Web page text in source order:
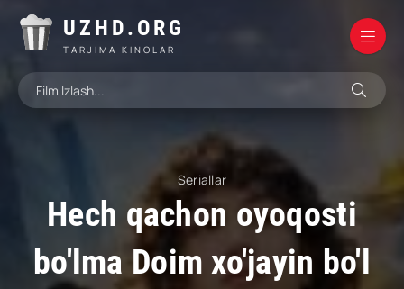
UZHD.ORG
TARJIMA KINOLAR
Seriallar
Hech qachon oyoqosti
bo'lma Doim xo'jayin bo'l